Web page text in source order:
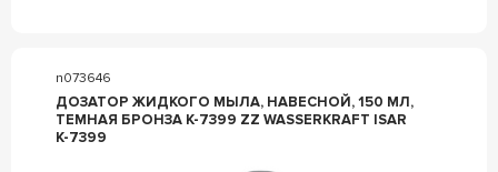
n073646
ДОЗАТОР ЖИДКОГО МЫЛА, НАВЕСНОЙ, 150 МЛ,
ТЕМНАЯ БРОНЗА K-7399 ZZ WASSERKRAFT ISAR
K-7399